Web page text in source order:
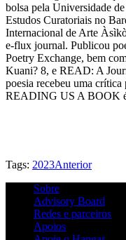
bolsa pela Universidade
Estudos Curatoriais no
Internacional de Arte
e-flux journal. Publicou
Poetry Exchange, bem
Kuani? 8, e READ: A
poesia recebeu uma
READING US A BOOK
Tags: 2023Anterior
Sobre
Advisory Board
Redes e parceiros
Apoios